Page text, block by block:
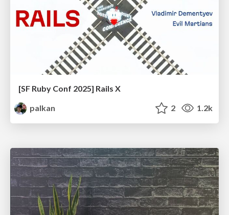
[SF Ruby Conf 2025] Rails X
palkan
2 1.2k